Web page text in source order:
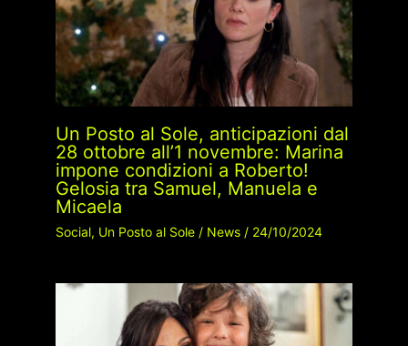
Un Posto al Sole, anticipazioni dal
28 ottobre all’1 novembre: Marina
impone condizioni a Roberto!
Gelosia tra Samuel, Manuela e
Micaela
Social, Un Posto al Sole/ News/ 24/10/2024